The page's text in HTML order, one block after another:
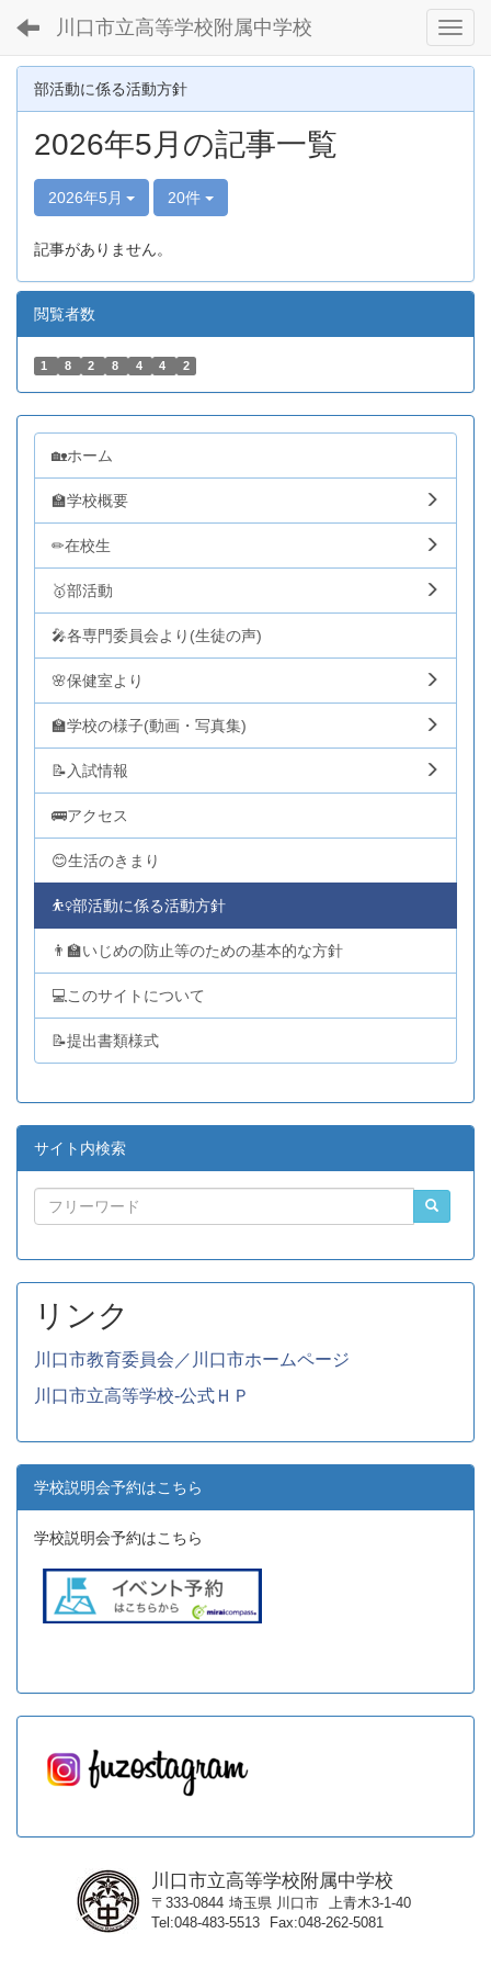
川口市立高等学校附属中学校
部活動に係る活動方針
2026年5月の記事一覧
2026年5月 20件
記事がありません。
閲覧者数
1 8 2 8 4 4 2
🏡ホーム
🏫学校概要
✏在校生
🥇部活動
🎤各専門委員会より(生徒の声)
🌸保健室より
🏫学校の様子(動画・写真集)
📝入試情報
🚌アクセス
😊生活のきまり
⛹️‍♀️部活動に係る活動方針
👨‍🏫いじめの防止等のための基本的な方針
💻このサイトについて
📝提出書類様式
サイト内検索
リンク
川口市教育委員会／川口市ホームページ
川口市立高等学校-公式ＨＰ
学校説明会予約はこちら
学校説明会予約はこちら
川口市立高等学校附属中学校
〒333-0844 埼玉県 川口市
上青木3-1-40
Tel 048-483-5513 Fax 048-262-5081